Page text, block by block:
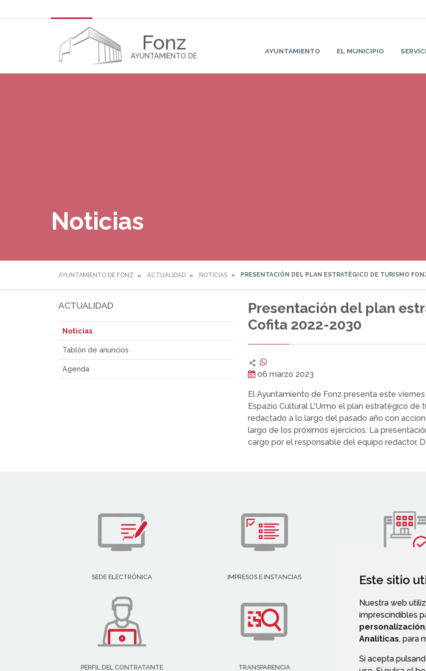
Este sitio
Nuestra web
imprescindibles
Analíticas, para
Si acepta
Fonz
AYUNTAMIENTO DE
AYUNTAMIENTO EL MUNICIPIO
Noticias
AYUNTAMIENTO DE FONZ ACTUALIDAD NOTICIAS PRESENTACIÓN DEL PLAN ESTRATÉGICO DE TURISMO
ACTUALIDAD
Noticias
Tablón de anuncios
Agenda
Presentación del plan
Cofita 2022-2030
06 marzo 2023
El Ayuntamiento de Fonz presenta este
Espazio Cultural L'Urmo el plan estratégico de
redactado a lo largo del pasado año con
largo de los próximos ejercicios. La
cargo por el responsable del equipo redactor,
SEDE ELECTRÓNICA IMPRESOS E INSTANCIAS
DIRECTORIO
PERFIL DEL CONTRATANTE TRANSPARENCIA VALIDACIÓN DE